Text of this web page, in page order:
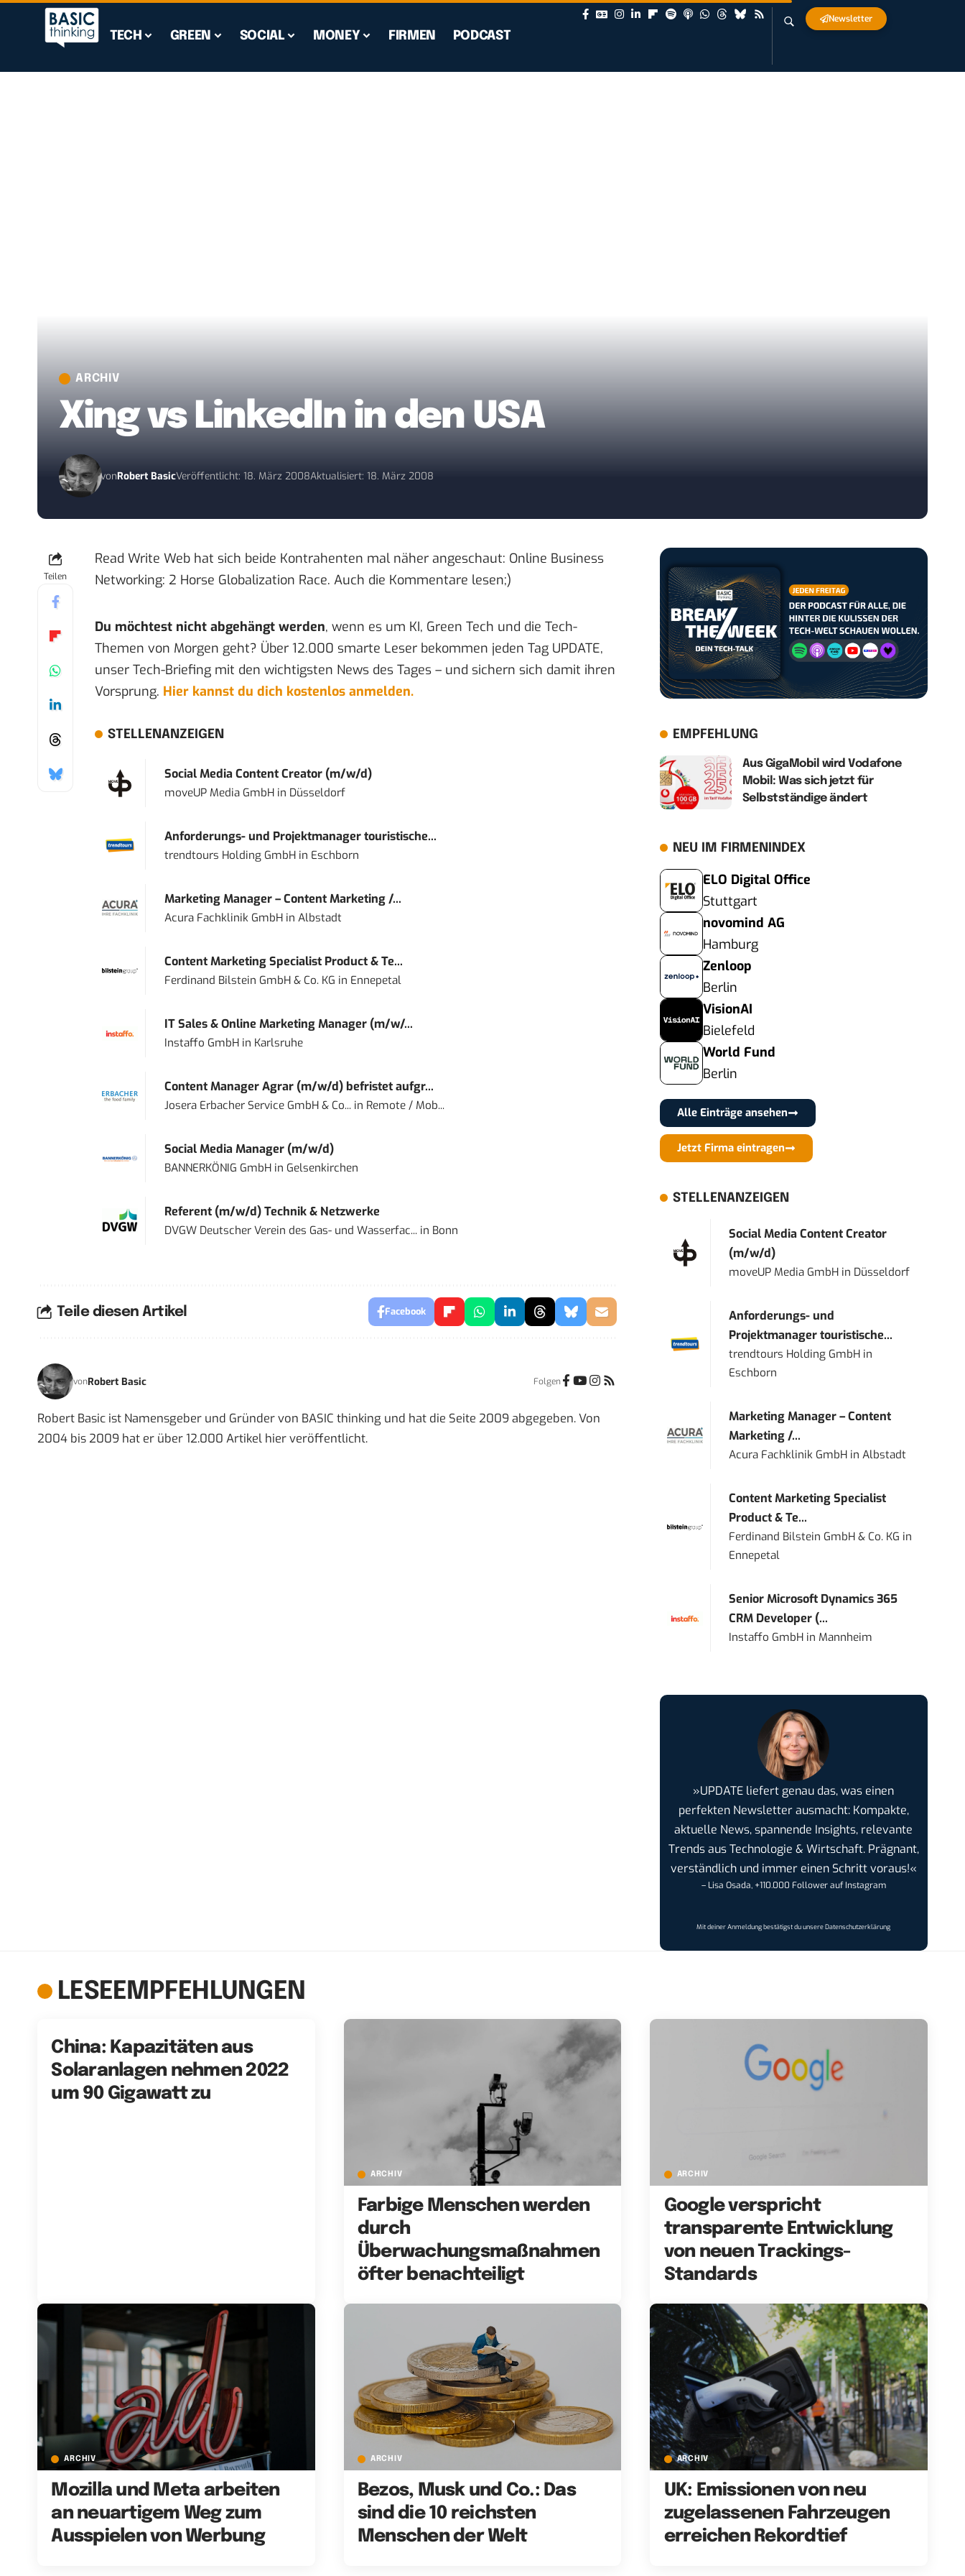
TECH GREEN SOCIAL MONEY FIRMEN PODCAST
Newsletter
ARCHIV
Xing vs LinkedIn in den USA
vonRobert BasicVeröffentlicht: 18. März 2008Aktualisiert: 18. März 2008
Teilen
Read Write Web hat sich beide Kontrahenten mal näher angeschaut: Online Business
Networking: 2 Horse Globalization Race. Auch die Kommentare lesen;)
Du möchtest nicht abgehängt werden, wenn es um KI, Green Tech und die Tech-
Themen von Morgen geht? Über 12.000 smarte Leser bekommen jeden Tag UPDATE,
unser Tech-Briefing mit den wichtigsten News des Tages – und sichern sich damit ihren
Vorsprung. Hier kannst du dich kostenlos anmelden.
STELLENANZEIGEN
Social Media Content Creator (m/w/d)
moveUP Media GmbHin Düsseldorf
Anforderungs- und Projektmanager touristische...
trendtours Holding GmbHin Eschborn
Marketing Manager – Content Marketing /...
Acura Fachklinik GmbHin Albstadt
Content Marketing Specialist Product & Te...
Ferdinand Bilstein GmbH & Co. KG in Ennepetal
IT Sales & Online Marketing Manager (m/w/...
Instaffo GmbHin Karlsruhe
Content Manager Agrar (m/w/d) befristet aufgr...
Josera Erbacher Service GmbH & Co...in Remote / Mob...
Social Media Manager (m/w/d)
BANNERKÖNIG GmbHin Gelsenkirchen
Referent (m/w/d) Technik & Netzwerke
DVGW Deutscher Verein des Gas- und Wasserfac...in Bonn
Teile diesen Artikel Facebook
vonRobert Basic Folgen
Robert Basic ist Namensgeber und Gründer von BASIC thinking und hat die Seite 2009 abgegeben. Von
2004 bis 2009 hat er über 12.000 Artikel hier veröffentlicht.
EMPFEHLUNG
Aus GigaMobil wird Vodafone
Mobil: Was sich jetzt für
Selbstständige ändert
NEU IM FIRMENINDEX
ELO Digital Office
Stuttgart
novomind AG
Hamburg
Zenloop
Berlin
VisionAI
Bielefeld
World Fund
Berlin
Alle Einträge ansehen
Jetzt Firma eintragen
STELLENANZEIGEN
Social Media Content Creator
(m/w/d)
moveUP Media GmbH in Düsseldorf
Anforderungs- und
Projektmanager touristische...
trendtours Holding GmbH in
Eschborn
Marketing Manager – Content
Marketing /...
Acura Fachklinik GmbH inAlbstadt
Content Marketing Specialist
Product & Te...
Ferdinand Bilstein GmbH & Co. KG in
Ennepetal
Senior Microsoft Dynamics 365
CRM Developer (...
Instaffo GmbH in Mannheim
»UPDATE liefert genau das, was einen
perfekten Newsletter ausmacht: Kompakte,
aktuelle News, spannende Insights, relevante
Trends aus Technologie & Wirtschaft. Prägnant,
verständlich und immer einen Schritt voraus!«
– Lisa Osada, +110.000 Follower auf Instagram
Mit deiner Anmeldung bestätigst du unsereDatenschutzerklärung
LESEEMPFEHLUNGEN
China: Kapazitäten aus
Solaranlagen nehmen 2022
um 90 Gigawatt zu
ARCHIV
Farbige Menschen werden
durch
Überwachungsmaßnahmen
öfter benachteiligt
ARCHIV
Google verspricht
transparente Entwicklung
von neuen Trackings-
Standards
ARCHIV
Mozilla und Meta arbeiten
an neuartigem Weg zum
Ausspielen von Werbung
ARCHIV
Bezos, Musk und Co.: Das
sind die 10 reichsten
Menschen der Welt
ARCHIV
UK: Emissionen von neu
zugelassenen Fahrzeugen
erreichen Rekordtief